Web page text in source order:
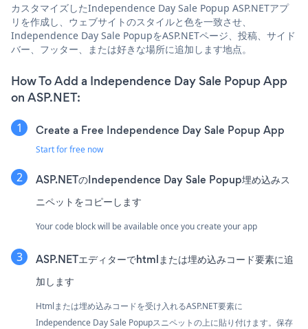
カスタマイズしたIndependence Day Sale Popup ASP.NETアプ
リを作成し、ウェブサイトのスタイルと色を一致させ、
Independence Day Sale PopupをASP.NETページ、投稿、サイド
バー、フッター、または好きな場所に追加します地点。
How To Add a Independence Day Sale Popup App
on ASP.NET:
Create a Free Independence Day Sale Popup App
Start for free now
ASP.NETのIndependence Day Sale Popup埋め込みス
ニペットをコピーします
Your code block will be available once you create your app
ASP.NETエディターでhtmlまたは埋め込みコード要素に追
加します
Htmlまたは埋め込みコードを受け入れるASP.NET要素に
Independence Day Sale Popupスニペットの上に貼り付けます。保存